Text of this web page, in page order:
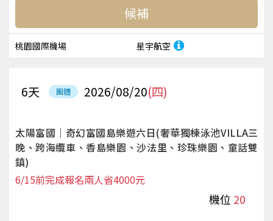
桃園國際機場 星宇航空
候補
團體 2026/08/20(四)
6天
太陽富國｜奇幻富國島樂遊六日(奢華獨棟泳池VILLA三
晚、跨海纜車、香島樂園、沙法里、珍珠樂園、童話雙
鎮)
機位 20
6/15前完成報名兩人省4000元